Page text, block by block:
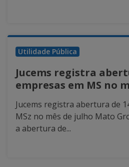
Utilidade Pública
Jucems registra
empresas em MS no
Jucems registra abertura de
MSz no mês de julho Mato
a abertura de...